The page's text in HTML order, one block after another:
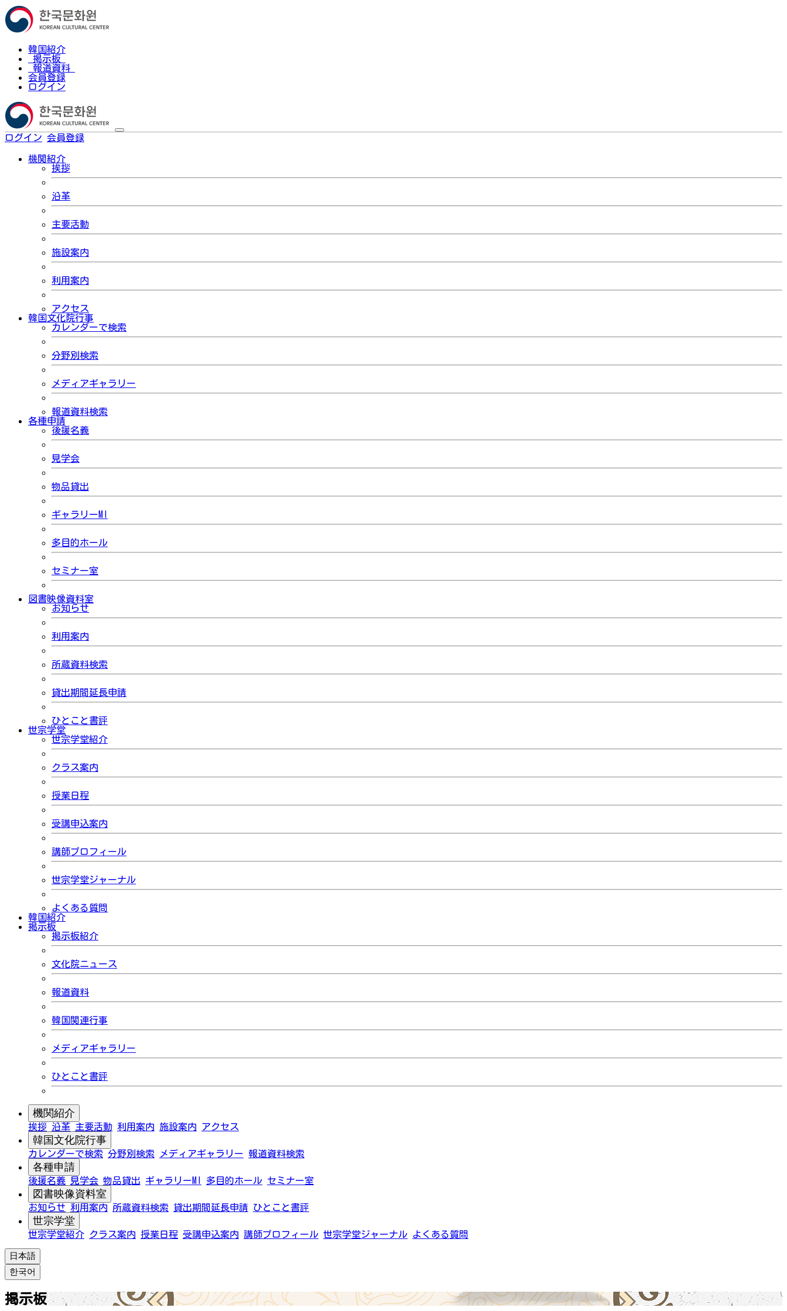
韓国紹介
掲示板
報道資料
会員登録
ログイン
ログイン 会員登録
機関紹介
挨拶
沿革
主要活動
施設案内
利用案内
アクセス
韓国文化院行事
カレンダーで検索
分野別検索
メディアギャラリー
報道資料検索
各種申請
後援名義
見学会
物品貸出
ギャラリーMI
多目的ホール
セミナー室
図書映像資料室
お知らせ
利用案内
所蔵資料検索
貸出期間延長申請
ひとこと書評
世宗学堂
世宗学堂紹介
クラス案内
授業日程
受講申込案内
講師プロフィール
世宗学堂ジャーナル
よくある質問
韓国紹介
掲示板
掲示板紹介
文化院ニュース
報道資料
韓国関連行事
メディアギャラリー
ひとこと書評
機関紹介
挨拶 沿革 主要活動 利用案内 施設案内 アクセス
韓国文化院行事
カレンダーで検索 分野別検索 メディアギャラリー 報道資料検索
各種申請
後援名義 見学会 物品貸出 ギャラリーMI 多目的ホール セミナー室
図書映像資料室
お知らせ 利用案内 所蔵資料検索 貸出期間延長申請 ひとこと書評
世宗学堂
世宗学堂紹介 クラス案内 授業日程 受講申込案内 講師プロフィール 世宗学堂ジャーナル よくある質問
日本語
한국어
掲示板